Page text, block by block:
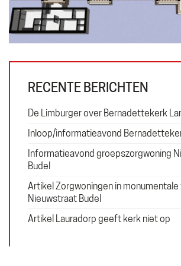
RECENTE BERICHTEN
De Limburger over Bernadettekerk
Inloop/informatieavond
Informatieavond groepszorgwoning
Budel
Artikel Zorgwoningen in monumentale
Nieuwstraat Budel
Artikel Lauradorp geeft kerk niet op
Diensten
Projecten
Contact
Gebruiker
Exploitatie
Erfgoed
Wonen